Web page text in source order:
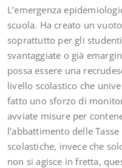
L’emergenza
scuola. Ha creato un
soprattutto per gli
svantaggiate o già
possa essere una
livello scolastico che
fatto uno sforzo di
avviate misure per
l’abbattimento delle
scolastiche, invece che
non si agisce in fretta,